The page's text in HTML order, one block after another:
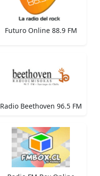
Futuro Online 88.9 FM
Radio Beethoven 96.5 FM